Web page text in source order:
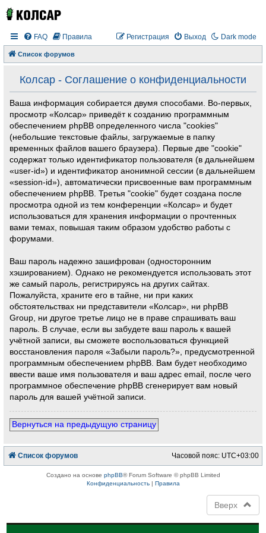
Dark mode
FAQ Правила Выход
Регистрация
Список форумов
Колсар - Соглашение о конфиденциальности
Ваша информация собирается двумя способами. Во-первых,
просмотр «Колсар» приведёт к созданию программным
обеспечением phpBB определенного числа "cookies"
(небольшие текстовые файлы, загружаемые в папку
временных файлов вашего браузера). Первые две "cookie"
содержат только идентификатор пользователя (в дальнейшем
«user-id») и идентификатор анонимной сессии (в дальнейшем
«session-id»), автоматически присвоенные вам программным
обеспечением phpBB. Третья "cookie" будет создана после
просмотра одной из тем конференции «Колсар» и будет
использоваться для хранения информации о прочтенных
вами темах, повышая таким образом удобство работы с
форумами.
Ваш пароль надежно зашифрован (односторонним
хэшированием). Однако не рекомендуется использовать этот
же самый пароль, регистрируясь на других сайтах.
Пожалуйста, храните его в тайне, ни при каких
обстоятельствах ни представители «Колсар», ни phpBB
Group, ни другое третье лицо не в праве спрашивать ваш
пароль. В случае, если вы забудете ваш пароль к вашей
учётной записи, вы сможете воспользоваться функцией
восстановления пароля «Забыли пароль?», предусмотренной
программным обеспечением phpBB. Вам будет необходимо
ввести ваше имя пользователя и ваш адрес email, после чего
программное обеспечение phpBB сгенерирует вам новый
пароль для вашей учётной записи.
Вернуться на предыдущую страницу
Список форумов Часовой пояс: UTC+03:00
Создано на основе phpBB® Forum Software © phpBB Limited
Конфиденциальность| Правила
Вверх